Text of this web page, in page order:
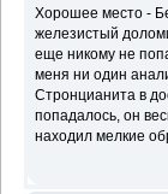
Хорошее место -
железистый
еще никому не
меня ни один
Стронцианита в
попадалось, он
находил мелкие